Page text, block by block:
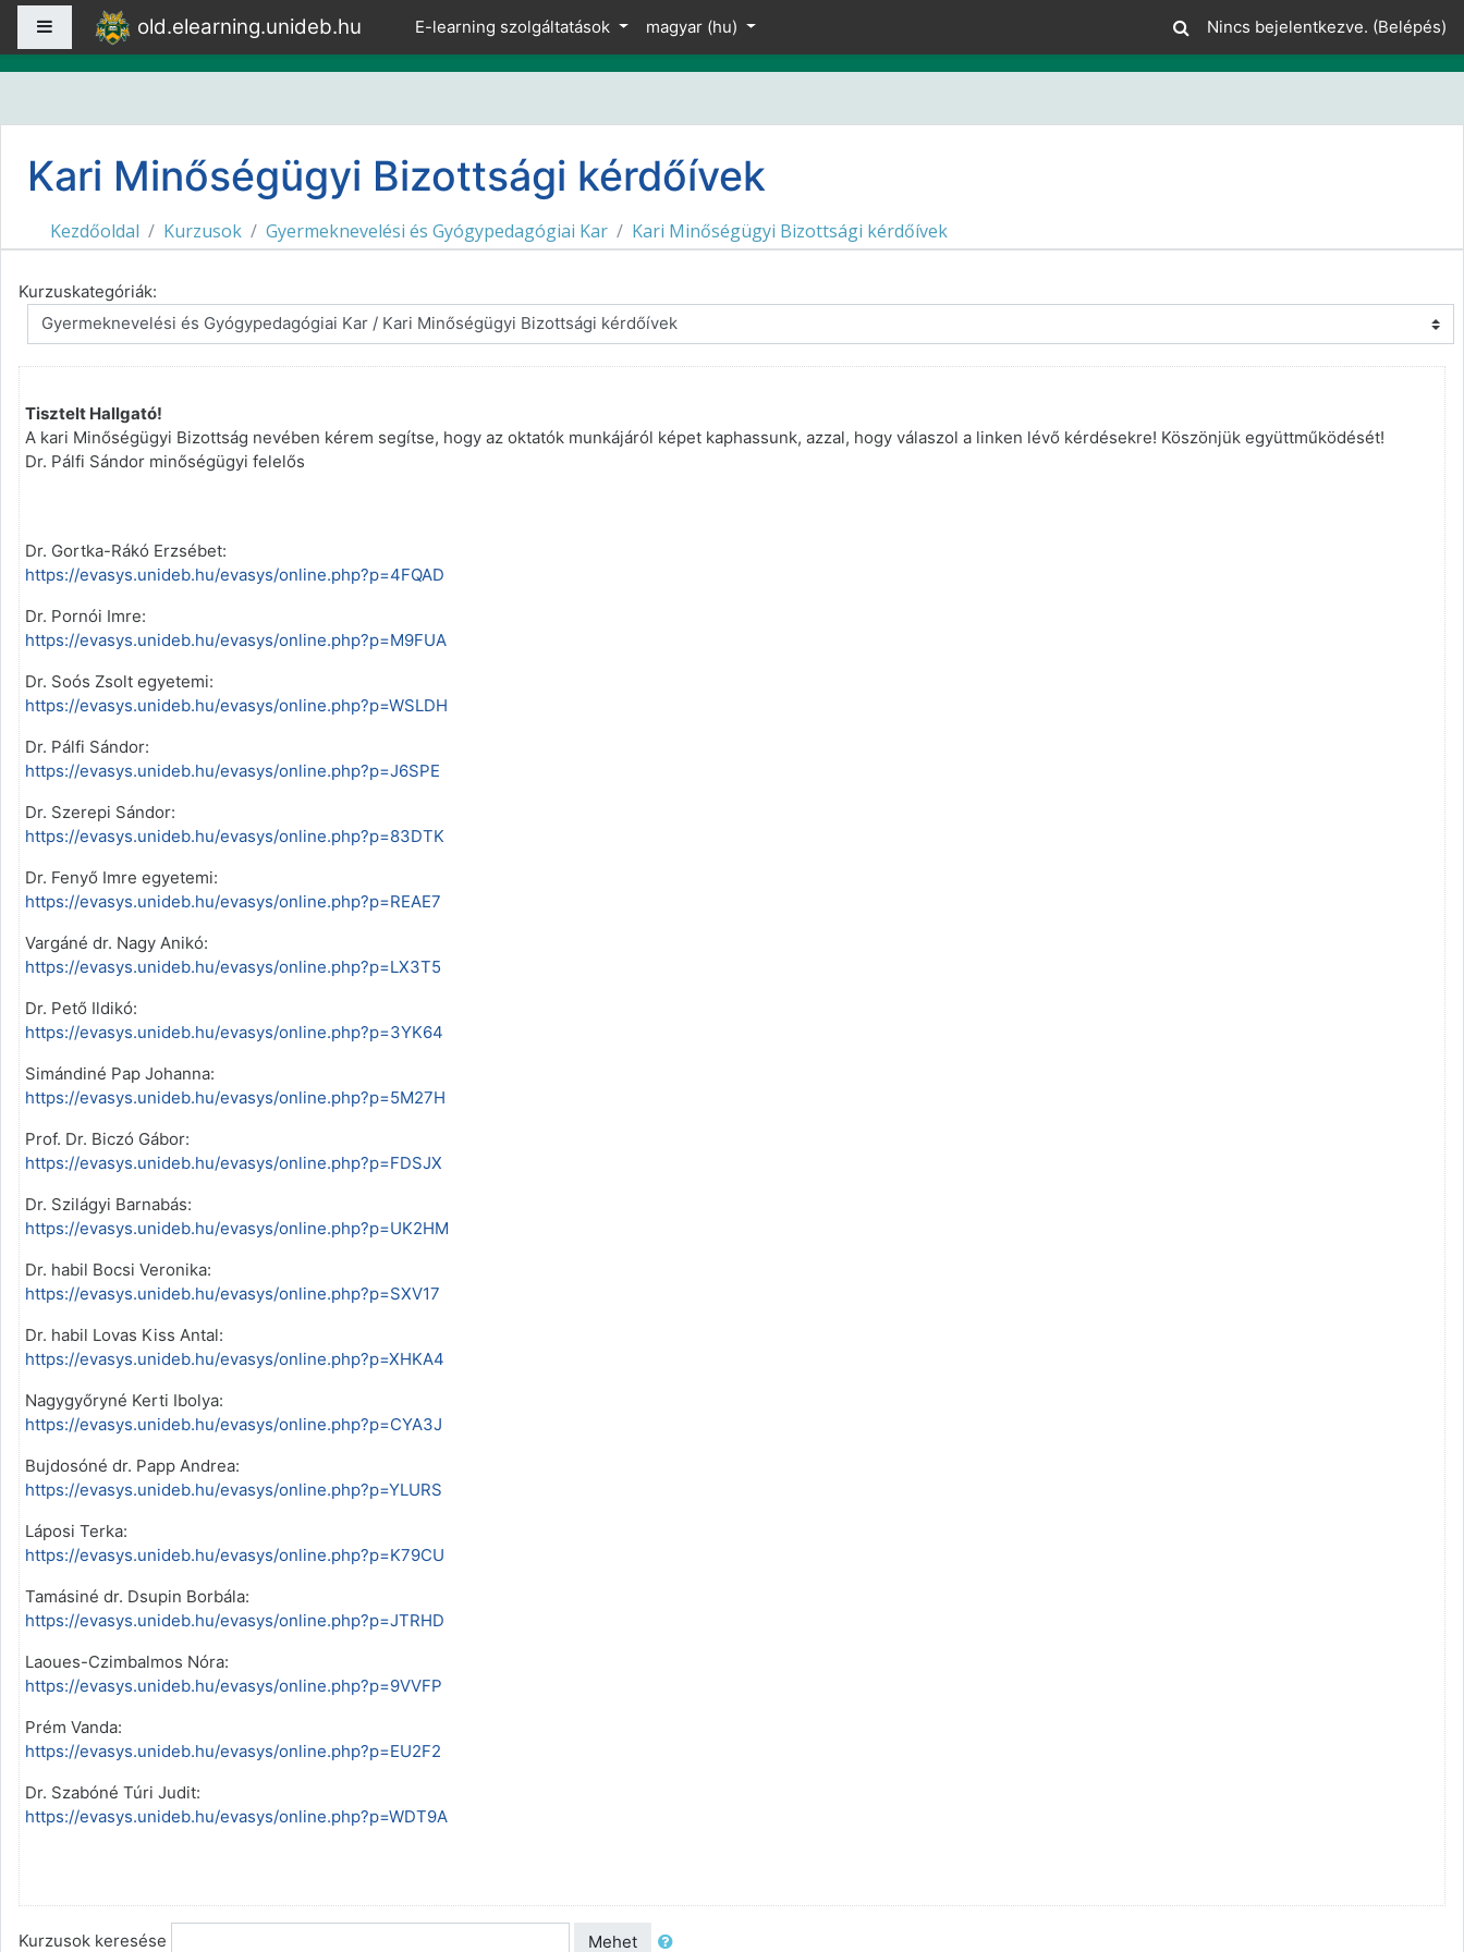
Tovább a fő tartalomhoz
Oldalpanel old.elearning.unideb.hu E-learning szolgáltatások magyar ‎(hu)‎ Nincs bejelentkezve. (Belépés)
Kari Minőségügyi Bizottsági kérdőívek
Kezdőoldal Kurzusok Gyermeknevelési és Gyógypedagógiai Kar Kari Minőségügyi Bizottsági kérdőívek
Kurzuskategóriák:
Tisztelt Hallgató!
A kari Minőségügyi Bizottság nevében kérem segítse, hogy az oktatók munkájáról képet kaphassunk, azzal, hogy válaszol a linken lévő kérdésekre! Köszönjük együttműködését!
Dr. Pálfi Sándor minőségügyi felelős
Dr. Gortka-Rákó Erzsébet:
https://evasys.unideb.hu/evasys/online.php?p=4FQAD
Dr. Pornói Imre:
https://evasys.unideb.hu/evasys/online.php?p=M9FUA
Dr. Soós Zsolt egyetemi:
https://evasys.unideb.hu/evasys/online.php?p=WSLDH
Dr. Pálfi Sándor:
https://evasys.unideb.hu/evasys/online.php?p=J6SPE
Dr. Szerepi Sándor:
https://evasys.unideb.hu/evasys/online.php?p=83DTK
Dr. Fenyő Imre egyetemi:
https://evasys.unideb.hu/evasys/online.php?p=REAE7
Vargáné dr. Nagy Anikó:
https://evasys.unideb.hu/evasys/online.php?p=LX3T5
Dr. Pető Ildikó:
https://evasys.unideb.hu/evasys/online.php?p=3YK64
Simándiné Pap Johanna:
https://evasys.unideb.hu/evasys/online.php?p=5M27H
Prof. Dr. Biczó Gábor:
https://evasys.unideb.hu/evasys/online.php?p=FDSJX
Dr. Szilágyi Barnabás:
https://evasys.unideb.hu/evasys/online.php?p=UK2HM
Dr. habil Bocsi Veronika:
https://evasys.unideb.hu/evasys/online.php?p=SXV17
Dr. habil Lovas Kiss Antal:
https://evasys.unideb.hu/evasys/online.php?p=XHKA4
Nagygyőryné Kerti Ibolya:
https://evasys.unideb.hu/evasys/online.php?p=CYA3J
Bujdosóné dr. Papp Andrea:
https://evasys.unideb.hu/evasys/online.php?p=YLURS
Láposi Terka:
https://evasys.unideb.hu/evasys/online.php?p=K79CU
Tamásiné dr. Dsupin Borbála:
https://evasys.unideb.hu/evasys/online.php?p=JTRHD
Laoues-Czimbalmos Nóra:
https://evasys.unideb.hu/evasys/online.php?p=9VVFP
Prém Vanda:
https://evasys.unideb.hu/evasys/online.php?p=EU2F2
Dr. Szabóné Túri Judit:
https://evasys.unideb.hu/evasys/online.php?p=WDT9A
Kurzusok keresése Mehet